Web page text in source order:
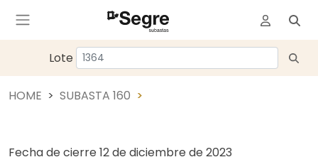
Lote
HOME SUBASTA 160
Fecha de cierre 12 de diciembre de 2023